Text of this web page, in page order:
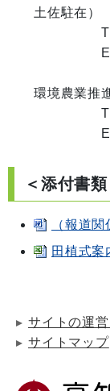
土佐駐在）
TEL：
E-mail
環境農業推
TEL：
E-mail
＜添付書類
（報道
田植式
サイトの運
サイトマップ